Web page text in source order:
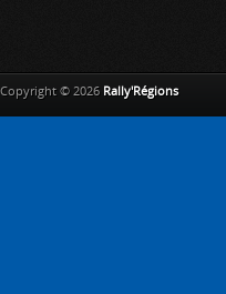
Copyright © 2026 Rally'Régions